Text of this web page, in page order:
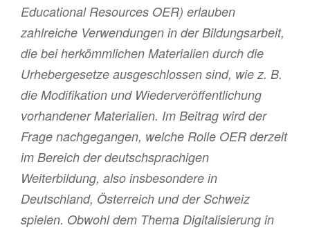
Educational Resources OER) erlauben
zahlreiche Verwendungen in der Bildungsarbeit,
die bei herkömmlichen Materialien durch die
Urhebergesetze ausgeschlossen sind, wie z. B.
die Modifikation und Wiederveröffentlichung
vorhandener Materialien. Im Beitrag wird der
Frage nachgegangen, welche Rolle OER derzeit
im Bereich der deutschsprachigen
Weiterbildung, also insbesondere in
Deutschland, Österreich und der Schweiz
spielen. Obwohl dem Thema Digitalisierung in